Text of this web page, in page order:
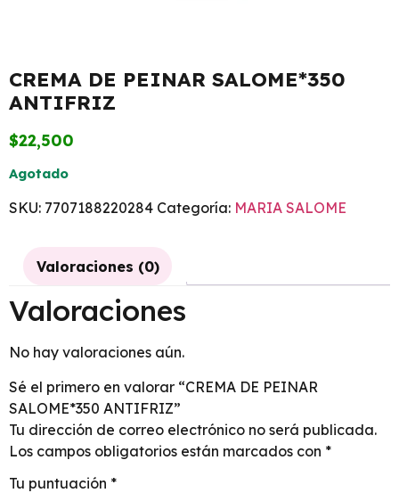
CREMA DE PEINAR SALOME*350
ANTIFRIZ
$22,500
Agotado
SKU: 7707188220284 Categoría: MARIA SALOME
Valoraciones (0)
Valoraciones
No hay valoraciones aún.
Sé el primero en valorar “CREMA DE PEINAR
SALOME*350 ANTIFRIZ”
Tu dirección de correo electrónico no será publicada.
Los campos obligatorios están marcados con *
Tu puntuación *